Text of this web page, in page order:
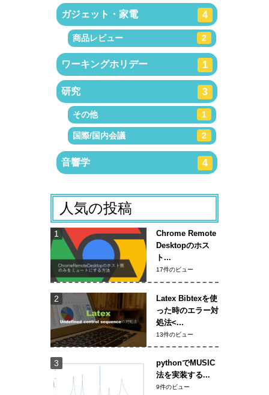
ガジェット・家電 4
商品レビュー 2
ワーキングホリデー 1
研究 3
その他 1
国際/国内会議 2
音響学 4
人気の投稿
Chrome Remote
Desktopのホス
ト...
17件のビュー
Latex Bibtexを使
った時のエラー対
処法<...
13件のビュー
pythonでMUSIC
法を実装する...
9件のビュー